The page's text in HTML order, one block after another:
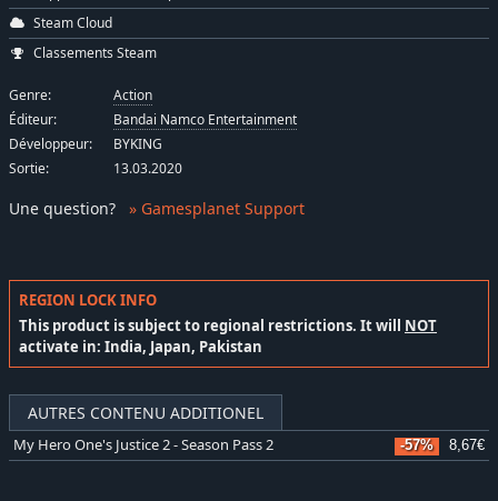
REGION LOCK INFO
This product is subject to regional restrictions. It will NOT
activate in: India, Japan, Pakistan
AUTRES CONTENU ADDITIONEL
My Hero One's Justice 2 - Season Pass 2 -57% 8,67€
Steam Cloud
Classements Steam
Genre:
Action
Éditeur:
Bandai Namco Entertainment
Développeur:
BYKING
Sortie:
13.03.2020
Une question? » Gamesplanet Support